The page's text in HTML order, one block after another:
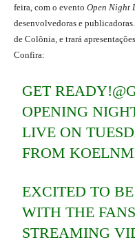
feira, com o evento Open Night
desenvolvedoras e
de Colônia, e trará
Confira:
GET READY!
OPENING
LIVE ON
FROM
EXCITED TO
WITH THE
STREAMING